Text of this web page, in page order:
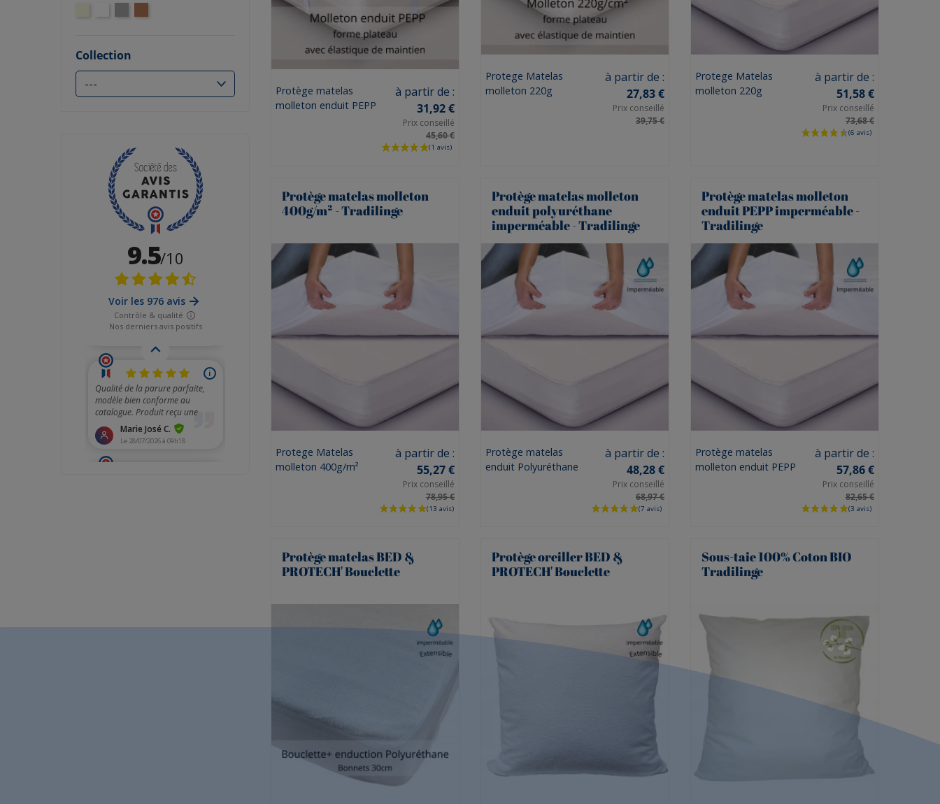
Collection
Protège matelas
molleton enduit PEPP
à partir de :
Prix
31,92 €
Prix conseillé
45,60 €
Protege Matelas
molleton 220g
à partir de :
Prix
27,83 €
Prix conseillé
39,75 €
Protege Matelas
molleton 220g
à partir de :
Prix
51,58 €
Prix conseillé
73,68 €
Protège matelas molleton
400g/m² - Tradilinge
Protege Matelas
molleton 400g/m²
à partir de :
Prix
55,27 €
Prix conseillé
78,95 €
Protège matelas molleton
enduit polyuréthane
imperméable - Tradilinge
Protège matelas
enduit Polyuréthane
à partir de :
Prix
48,28 €
Prix conseillé
68,97 €
Protège matelas molleton
enduit PEPP imperméable -
Tradilinge
Protège matelas
molleton enduit PEPP
à partir de :
Prix
57,86 €
Prix conseillé
82,65 €
Protège matelas BED &
PROTECH' Bouclette
Protège oreiller BED &
PROTECH' Bouclette
Sous-taie 100% Coton BIO
Tradilinge